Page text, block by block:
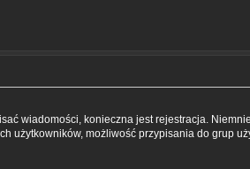
wiadomości, konieczna jest rejestracja.
użytkowników, możliwość przypisania do grup